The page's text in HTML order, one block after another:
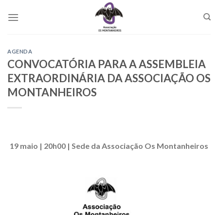
AGENDA
CONVOCATÓRIA PARA A ASSEMBLEIA
EXTRAORDINÁRIA DA ASSOCIAÇÃO OS
MONTANHEIROS
19 maio | 20h00 | Sede da Associação Os Montanheiros